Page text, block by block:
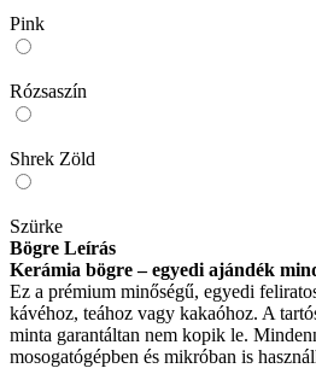
Pink
Rózsaszín
Shrek Zöld
Szürke
Bögre Leírás
Kerámia bögre – egyedi ajándék
Ez a prémium minőségű, egyedi
kávéhoz, teához vagy kakaóhoz. A
minta garantáltan nem kopik le.
mosogatógépben és mikróban is